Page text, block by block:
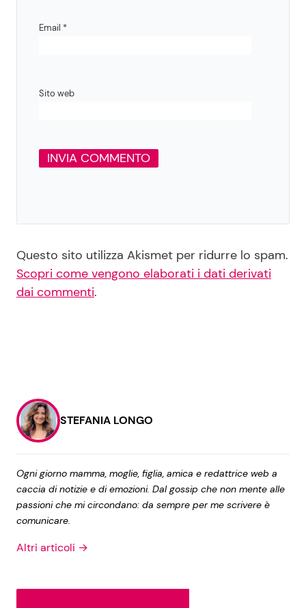
Email *
Sito web
Questo sito utilizza Akismet per ridurre lo spam.
Scopri come vengono elaborati i dati derivati
dai commenti.
STEFANIA LONGO
Ogni giorno mamma, moglie, figlia, amica e redattrice web a
caccia di notizie e di emozioni. Dal gossip che non mente alle
passioni che mi circondano: da sempre per me scrivere è
comunicare.
Altri articoli →